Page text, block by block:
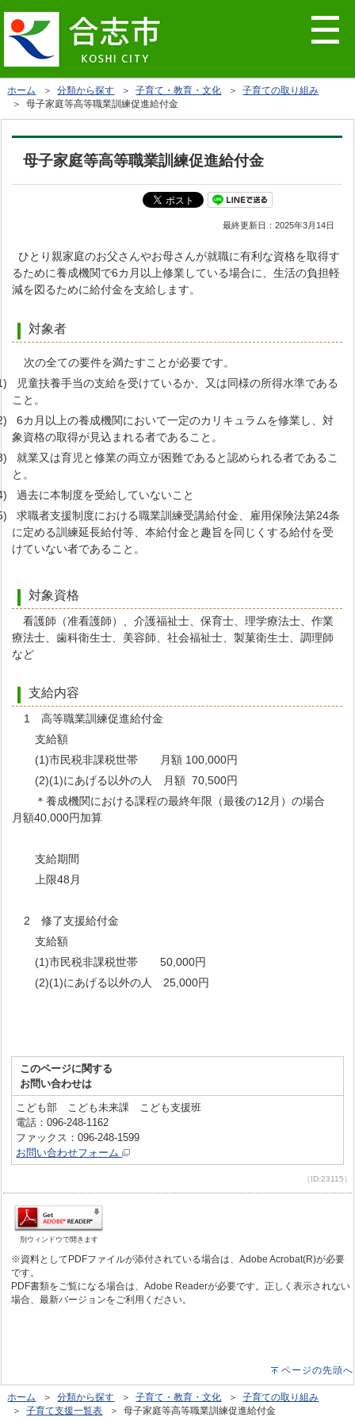
ホーム ＞分類から探す ＞子育て・教育・文化 ＞子育ての取り組み
＞ 母子家庭等高等職業訓練促進給付金
母子家庭等高等職業訓練促進給付金
最終更新日：2025年3月14日
ひとり親家庭のお父さんやお母さんが就職に有利な資格を取得す
るために養成機関で6カ月以上修業している場合に、生活の負担軽
減を図るために給付金を支給します。
対象者
次の全ての要件を満たすことが必要です。
児童扶養手当の支給を受けているか、又は同様の所得水準である
こと。
6カ月以上の養成機関において一定のカリキュラムを修業し、対
象資格の取得が見込まれる者であること。
就業又は育児と修業の両立が困難であると認められる者であるこ
と。
過去に本制度を受給していないこと
求職者支援制度における職業訓練受講給付金、雇用保険法第24条
に定める訓練延長給付等、本給付金と趣旨を同じくする給付を受
けていない者であること。
対象資格
看護師（准看護師）、介護福祉士、保育士、理学療法士、作業
療法士、歯科衛生士、美容師、社会福祉士、製菓衛生士、調理師
など
支給内容
1 高等職業訓練促進給付金
支給額
(1)市民税非課税世帯 月額 100,000円
(2)(1)にあげる以外の人 月額 70,500円
＊養成機関における課程の最終年限（最後の12月）の場合
月額40,000円加算
支給期間
上限48月
2 修了支援給付金
支給額
(1)市民税非課税世帯 50,000円
(2)(1)にあげる以外の人 25,000円
このページに関する
お問い合わせは
こども部 こども未来課 こども支援班
電話：096-248-1162
ファックス：096-248-1599
お問い合わせフォーム
（ID:23115）
別ウィンドウで開きます
※資料としてPDFファイルが添付されている場合は、Adobe Acrobat(R)が必要
です。
PDF書類をご覧になる場合は、Adobe Readerが必要です。正しく表示されない
場合、最新バージョンをご利用ください。
ページの先頭へ
ホーム ＞分類から探す ＞子育て・教育・文化 ＞子育ての取り組み
＞子育て支援一覧表 ＞ 母子家庭等高等職業訓練促進給付金